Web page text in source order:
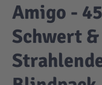
Amigo -
Schwert